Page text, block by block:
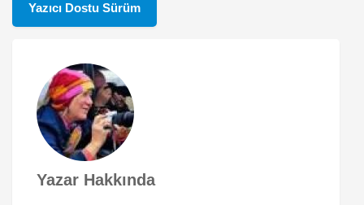
Yazıcı Dostu Sürüm
Yazar Hakkında